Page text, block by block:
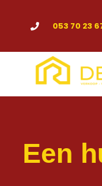
053 70 23
Een